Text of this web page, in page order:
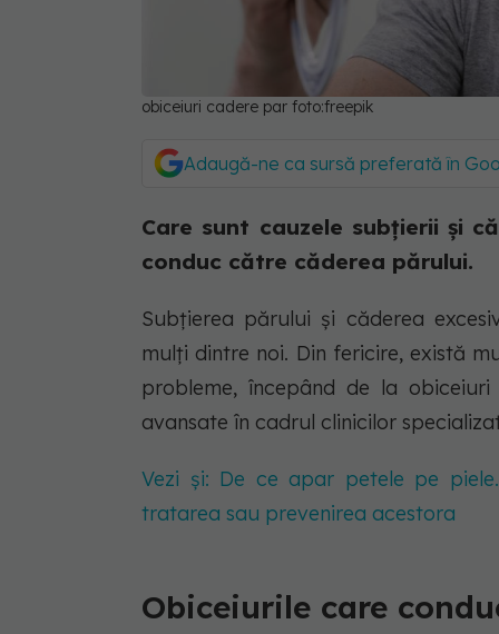
obiceiuri cadere par foto:freepik
Adaugă-ne ca sursă preferată în
Care sunt cauzele subțierii și
conduc către căderea părului.
Subțierea părului și căderea
mulți dintre noi. Din fericire, există
probleme, începând de la
avansate în cadrul clinicilor
Vezi și: De ce apar petele pe
tratarea sau prevenirea acestora
Obiceiurile care